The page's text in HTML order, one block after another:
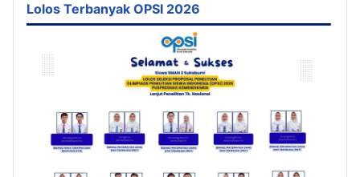
Lolos Terbanyak OPSI 2026